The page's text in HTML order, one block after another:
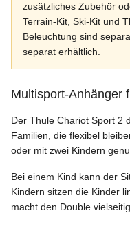
zusätzliches Zubehör
Terrain-Kit, Ski-Kit und
Beleuchtung sind
separat erhältlich.
Multisport-Anhänger
Der Thule Chariot Sport 2
Familien, die flexibel
oder mit zwei Kindern
Bei einem Kind kann der
Kindern sitzen die Kinder
macht den Double